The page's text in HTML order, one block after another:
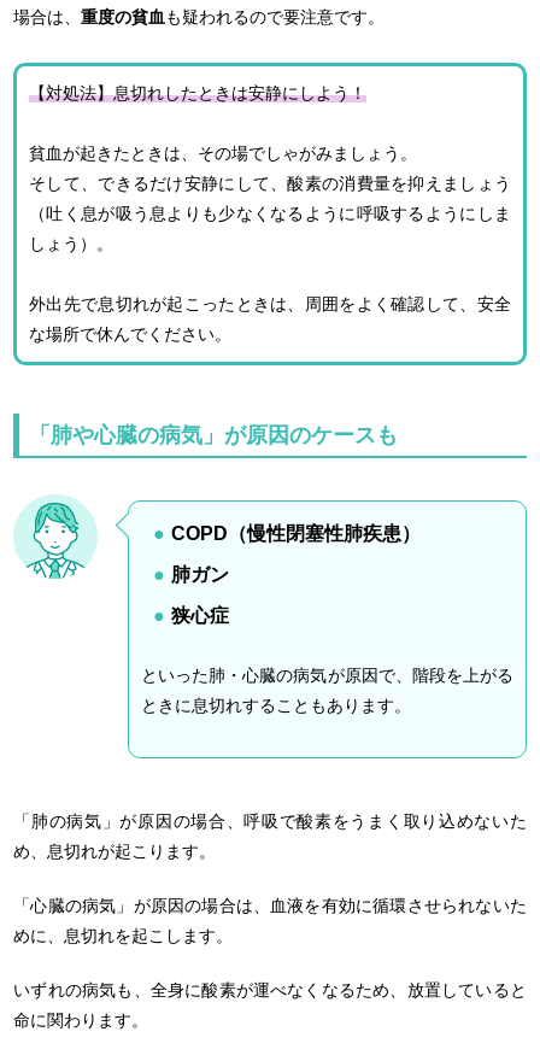
場合は、重度の貧血 も疑われるので要注意です。
【対処法】息切れしたときは安静にしよう！
貧血が起きたときは、その場でしゃがみましょう。
そして、できるだけ安静にして、酸素の消費量を抑えましょう
（吐く息が吸う息よりも少なくなるように呼吸するようにしま
しょう）。
外出先で息切れが起こったときは、周囲をよく確認して、安全
な場所で休んでください。
「肺や心臓の病気」が原因のケースも
COPD（慢性閉塞性肺疾患）
肺ガン
狭心症
といった肺・心臓の病気が原因で、階段を上がる
ときに息切れすることもあります。
「肺の病気」が原因の場合、呼吸で酸素をうまく取り込めないた
め、息切れが起こります。
「心臓の病気」が原因の場合は、血液を有効に循環させられないた
めに、息切れを起こします。
いずれの病気も、全身に酸素が運べなくなるため、放置していると
命に関わります。